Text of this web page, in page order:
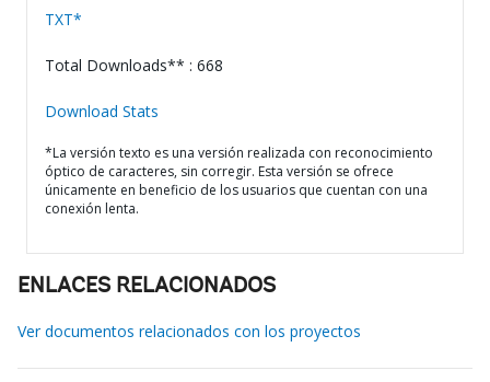
TXT*
Total Downloads** : 668
Download Stats
*La versión texto es una versión realizada con reconocimiento
óptico de caracteres, sin corregir. Esta versión se ofrece
únicamente en beneficio de los usuarios que cuentan con una
conexión lenta.
ENLACES RELACIONADOS
Ver documentos relacionados con los proyectos